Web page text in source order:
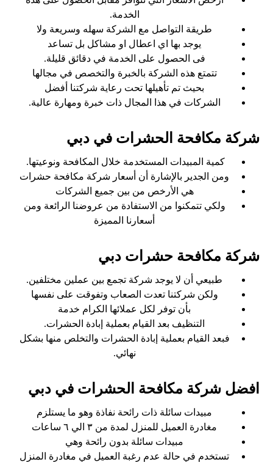
الخدمة.
طريقة التواصل مع الشركة سهله وسريعة ولا
يوجد بها اي اعطال او مشاكل بل تساعد
فى الحصول على الخدمة في دقائق قليلة.
تتمتع هذه الشركة بالخبرة والتخصص في مجالها
بحيث تم تأهيلها تحت رعاية شركتنا أفضل
الشركات في هذا المجال ذات خبرة ومهارة عالية.
شركة مكافحة الحشرات في دبي
كمية المبيدات المستخدمة خلال المكافحة ونوعيتها.
ومن الجدير بالإشارة أن أسعار شركة مكافحة حشرات
هي الأرخص من بين جميع الشركات
ولكي تتمكنوا من الاستفادة من عروضنا الرائعة ومن
أسعارنا المميزة
شركة مكافحة حشرات دبي
طبيعي أن لا يوجد شركة تجمع بين عملين مختلفين.
ولكن شركتنا تعدت الصعاب وتفوقت على نفسها
بأن توفر لكل عملائها الكرام خدمة
التنظيف بعد القيام بعملية إبادة الحشرات.
فبعد القيام بعملية إبادة الحشرات والتخلص منها بشكل
نهائي.
افضل شركة مكافحة الحشرات في دبي
مبيدات سائلة ذات رائحة نفاذة وهو ما يستلزم
مغادرة العميل للمنزل لمدة من ٣ الي ٦ ساعات
مبيدات سائلة بدون رائحة وهي
تستخدم في حالة عدم رغبة العميل في مغادرة المنزل